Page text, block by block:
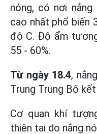
nóng, có nơi
cao nhất phổ biến
độ C. Độ ẩm
55 - 60%.
Từ ngày 18.4,
Trung Trung Bộ
Cơ quan khí
thiên tai do nắng